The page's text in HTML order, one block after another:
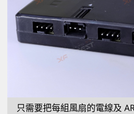
只需要把每組風扇的電線及